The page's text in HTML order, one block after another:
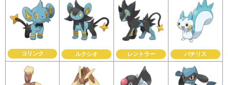
コリンク ルクシオ レントラー パチリス